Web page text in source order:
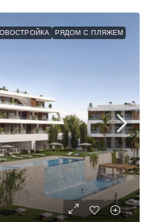
РЯДОМ С ПЛЯЖЕМ